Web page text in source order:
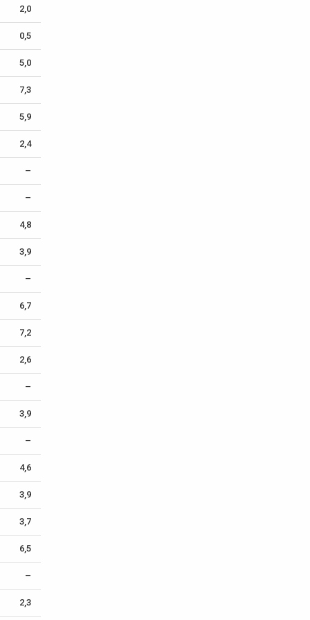
2,0
0,5
5,0
7,3
5,9
2,4
–
–
4,8
3,9
–
6,7
7,2
2,6
–
3,9
–
4,6
3,9
3,7
6,5
–
2,3